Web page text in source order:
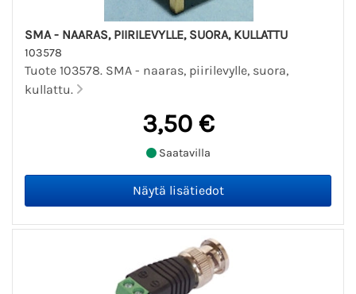
SMA - NAARAS, PIIRILEVYLLE, SUORA, KULLATTU
103578
Tuote 103578. SMA - naaras, piirilevylle, suora,
kullattu.
3,50 €
Saatavilla